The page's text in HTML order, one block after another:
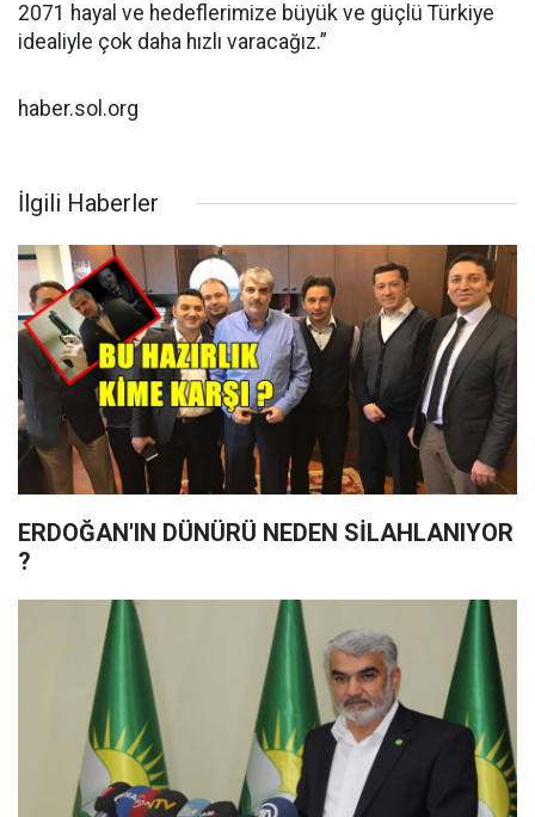
2071 hayal ve hedeflerimize büyük ve güçlü Türkiye
idealiyle çok daha hızlı varacağız.”
haber.sol.org
İlgili Haberler
ERDOĞAN'IN DÜNÜRÜ NEDEN SİLAHLANIYOR
?